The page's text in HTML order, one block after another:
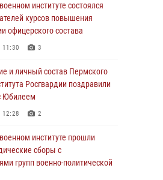
8
Росгвардии поздравили
12:28 2
курсов повышения
11:30 3
институте состоялся
курсов повышения
офицерского состава
3
и личный состав Пермского
Росгвардии поздравили
Юбилеем
2
институте прошли
сборы с
групп военно-политической